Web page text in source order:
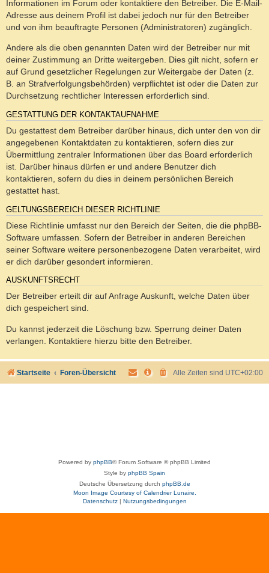
Informationen im Forum oder kontaktiere den Betreiber. Die E-Mail-
Adresse aus deinem Profil ist dabei jedoch nur für den Betreiber
und von ihm beauftragte Personen (Administratoren) zugänglich.
Andere als die oben genannten Daten wird der Betreiber nur mit
deiner Zustimmung an Dritte weitergeben. Dies gilt nicht, sofern er
auf Grund gesetzlicher Regelungen zur Weitergabe der Daten (z.
B. an Strafverfolgungsbehörden) verpflichtet ist oder die Daten zur
Durchsetzung rechtlicher Interessen erforderlich sind.
GESTATTUNG DER KONTAKTAUFNAHME
Du gestattest dem Betreiber darüber hinaus, dich unter den von dir
angegebenen Kontaktdaten zu kontaktieren, sofern dies zur
Übermittlung zentraler Informationen über das Board erforderlich
ist. Darüber hinaus dürfen er und andere Benutzer dich
kontaktieren, sofern du dies in deinem persönlichen Bereich
gestattet hast.
GELTUNGSBEREICH DIESER RICHTLINIE
Diese Richtlinie umfasst nur den Bereich der Seiten, die die phpBB-
Software umfassen. Sofern der Betreiber in anderen Bereichen
seiner Software weitere personenbezogene Daten verarbeitet, wird
er dich darüber gesondert informieren.
AUSKUNFTSRECHT
Der Betreiber erteilt dir auf Anfrage Auskunft, welche Daten über
dich gespeichert sind.
Du kannst jederzeit die Löschung bzw. Sperrung deiner Daten
verlangen. Kontaktiere hierzu bitte den Betreiber.
Startseite Foren-Übersicht Alle Zeiten sind UTC+02:00
Powered by phpBB® Forum Software © phpBB Limited
Style by phpBB Spain
Deutsche Übersetzung durch phpBB.de
Moon Image Courtesy of Calendrier Lunaire.
Datenschutz| Nutzungsbedingungen